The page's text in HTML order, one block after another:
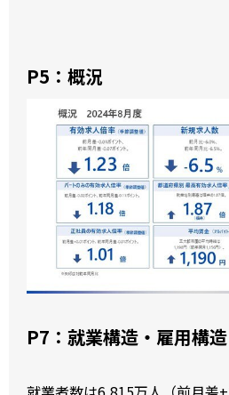
P5：概況
P7：就業構造・雇用構造